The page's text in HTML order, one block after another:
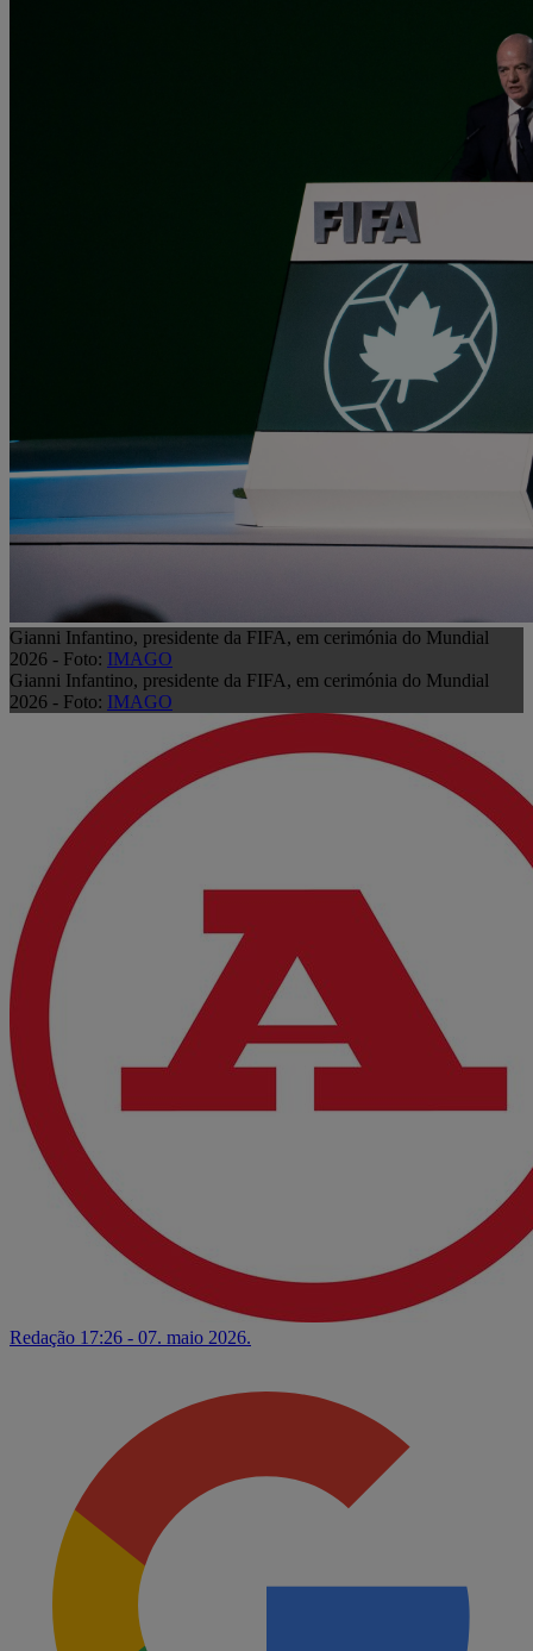
Gianni Infantino, presidente da FIFA, em cerimónia do Mundial
2026 - Foto: IMAGO
Gianni Infantino, presidente da FIFA, em cerimónia do Mundial
2026 - Foto: IMAGO
Redação 17:26 - 07. maio 2026.